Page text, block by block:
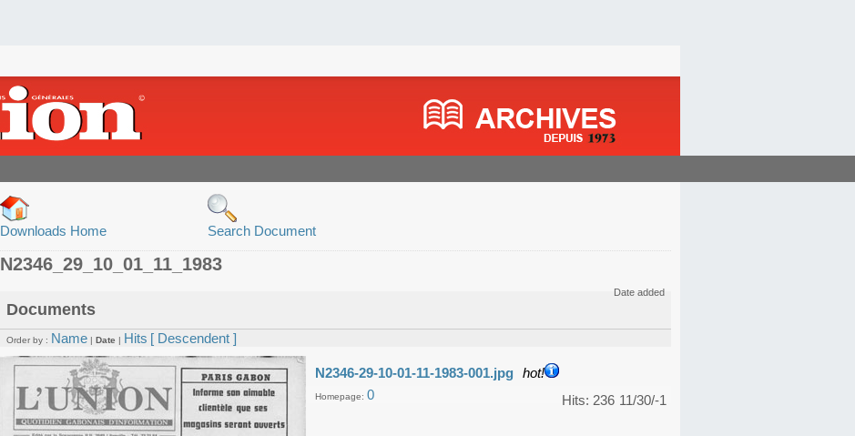
Downloads Home Search Document
N2346_29_10_01_11_1983
Documents
Date added
Order by : Name | Date | Hits [ Descendent ]
N2346-29-10-01-11-1983-001.jpg hot!
11/30/-1
Hits: 236
Homepage: 0